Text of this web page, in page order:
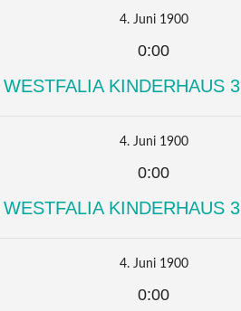
4. Juni 1900
0:00
WESTFALIA KINDERHAUS 3
4. Juni 1900
0:00
WESTFALIA KINDERHAUS 3
4. Juni 1900
0:00